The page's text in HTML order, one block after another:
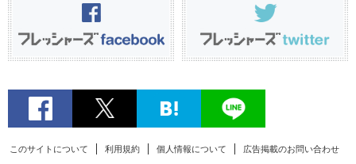
このサイトについて 利用規約 個人情報について 広告掲載のお問い合わせ